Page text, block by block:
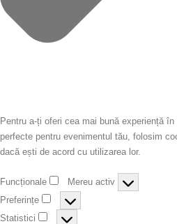
Pentru a-ți oferi cea mai bună experiență
perfecte pentru evenimentul tău, folosim
dacă ești de acord cu utilizarea lor.
Funcționale
Mereu activ
Preferințe
Statistici